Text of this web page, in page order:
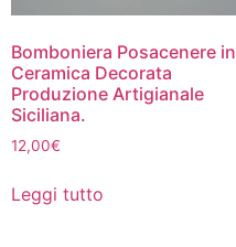
Bomboniera Posacenere in
Ceramica Decorata
Produzione Artigianale
Siciliana.
12,00€
Leggi tutto